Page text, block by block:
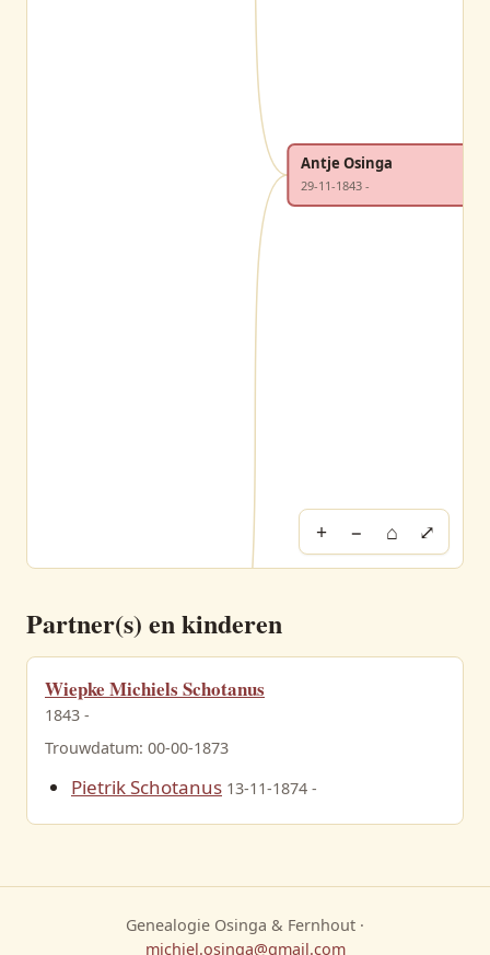
Jouke Annes Osinga
Antje Osinga
29-11-1843 -
+ − ⌂ ⤢
Partner(s) en kinderen
Wiepke Michiels Schotanus
1843 -
Trouwdatum: 00-00-1873
Pietrik Schotanus 13-11-1874 -
Genealogie Osinga & Fernhout ·
michiel.osinga@gmail.com